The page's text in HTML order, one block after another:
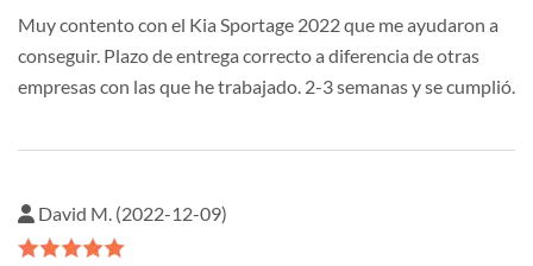
Muy contento con el Kia Sportage 2022 que me ayudaron a
conseguir. Plazo de entrega correcto a diferencia de otras
empresas con las que he trabajado. 2-3 semanas y se cumplió.
David M. (2022-12-09)